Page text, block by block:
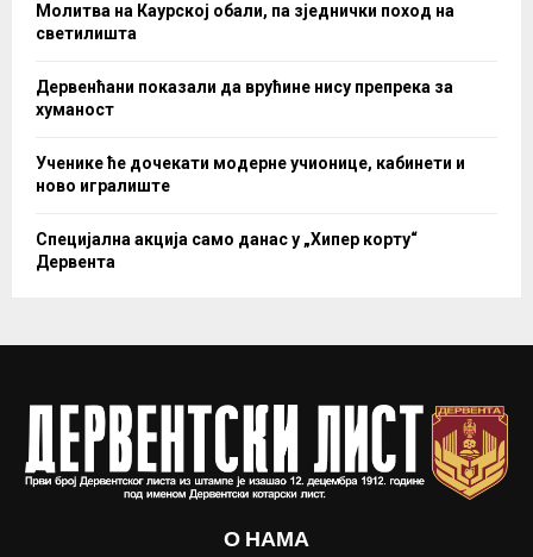
Молитва на Каурској обали, па зједнички поход на
светилишта
Дервенћани показали да врућине нису препрека за
хуманост
Ученике ће дочекати модерне учионице, кабинети и
ново игралиште
Специјална акција само данас у „Хипер корту“
Дервента
О НАМА